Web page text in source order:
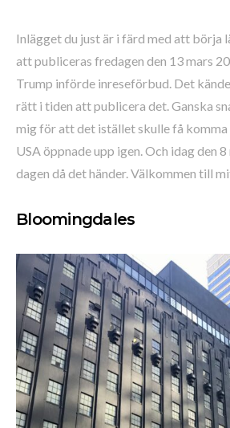
Inlägget du just är i färd med att börja
att publiceras fredagen den 13 mars
Trump införde inreseförbud. Det
rätt i tiden att publicera det. Ganska
mig för att det istället skulle få komma
USA öppnade upp igen. Och idag den
dagen då det händer. Välkommen till
Bloomingdales